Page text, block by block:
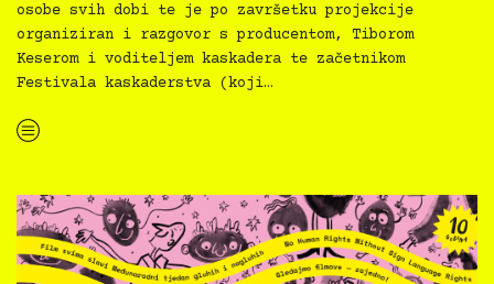
osobe svih dobi te je po završetku projekcije
organiziran i razgovor s producentom, Tiborom
Keserom i voditeljem kaskadera te začetnikom
Festivala kaskaderstva (koji…
“Film svima na 18. Four River Film Festivalu”